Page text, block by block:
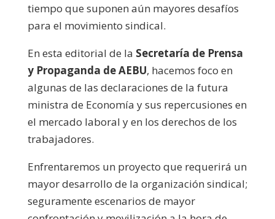
tiempo que suponen aún mayores desafíos
para el movimiento sindical.
En esta editorial de la Secretaría de Prensa
y Propaganda de AEBU, hacemos foco en
algunas de las declaraciones de la futura
ministra de Economía y sus repercusiones en
el mercado laboral y en los derechos de los
trabajadores.
Enfrentaremos un proyecto que requerirá un
mayor desarrollo de la organización sindical;
seguramente escenarios de mayor